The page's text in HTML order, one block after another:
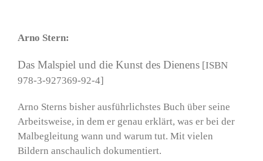
Arno Stern:
Das Malspiel und die Kunst des Dienens [ISBN
978-3-927369-92-4]
Arno Sterns bisher ausführlichstes Buch über seine
Arbeitsweise, in dem er genau erklärt, was er bei der
Malbegleitung wann und warum tut. Mit vielen
Bildern anschaulich dokumentiert.